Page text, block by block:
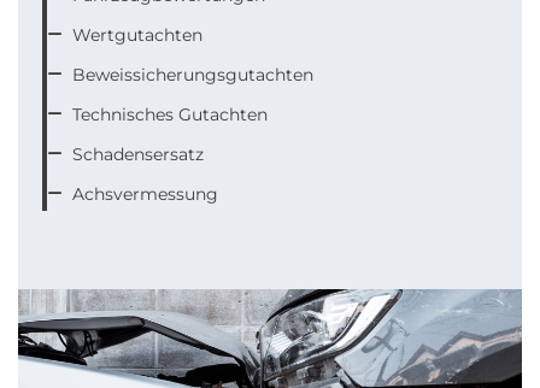
 Wertgutachten
 Beweissicherungsgutachten
 Technisches Gutachten
 Schadensersatz
 Achsvermessung